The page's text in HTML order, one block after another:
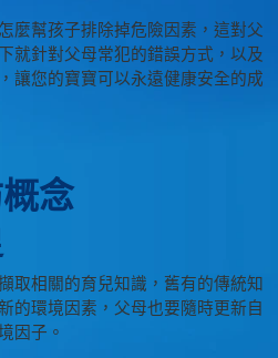
麼幫孩子排除掉危險因素，這對父
就針對父母常犯的錯誤方式，以及
讓您的寶寶可以永遠健康安全的成
念
取相關的育兒知識，舊有的傳統知
的環境因素，父母也要隨時更新自
因子。